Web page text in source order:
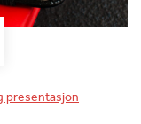
presentasjon